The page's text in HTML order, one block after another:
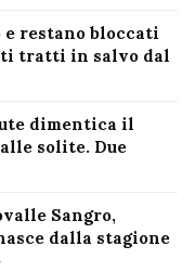
restano bloccati
tratti in salvo dal
dimentica il
solite. Due
Sangro,
dalla stagione